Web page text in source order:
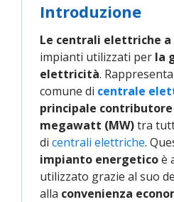
Introduzione
Le centrali elettriche a
impianti utilizzati per la
elettricità.
comune di centrale
principale
megawatt (MW)tra
di centrali elettriche.
impianto energeticoè
utilizzato grazie al suo
alla convenienza